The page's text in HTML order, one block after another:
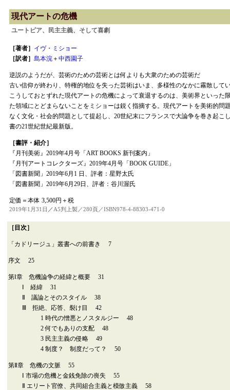
現代アートの危機
ユートピア、民主主義、そして喜劇
［著者］ イヴ・ミショー
［訳者］ 島本浣 ＋中西園子
逆説のようだが、芸術のための芸術とは何よりも大衆のための芸術だ
古い信仰が終わり、特権的地位を失った芸術はいま、多様性のなかに霧散して
こうしておとずれた現代アートの危機によって衰退するのは、美術界といった
た領域にとどまらないことをミショーは鋭く指摘する。現代アートを美術的問
なく文化・社会的問題として提起し、20世紀末にフランスで大論争を巻き起こ
書の21世紀世紀最新版。
［書評・紹介］
『月刊美術』2019年4月号「ART BOOKS 新刊案内」
『月刊アートコレクターズ』2019年4月号「BOOK GUIDE」
「図書新聞」2019年6月1 日、評者：星野太氏
「図書新聞」2019年6月29日、評者：谷川渥氏
定価＝本体 3,500円＋税
2019年1月31日 ／ A5判上製／280頁／ISBN978-4-88303-471-0
［目次］
「カドリージュ」叢書への前書き 7
序文 25
第Ⅰ章 危機論争の経緯と概要 31
Ⅰ 経緯 31
Ⅱ 議論とそのスタイル 38
Ⅲ 拒絶、応答、裂け目 42
1 時代の憎悪とノスタルジー 48
2 何でもありの支配 48
3 民主主義の侵略 49
4 制度？ 制度だって？ 50
第Ⅱ章 危機の文脈 55
Ⅰ 市場の危機と金銭免除の喪失 55
Ⅱ エリート官僚、共同組合主義と模倣主義 58